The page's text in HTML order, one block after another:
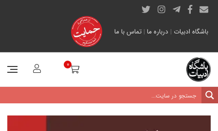
باشگاه ادبیات | درباره ما | تماس با ما
0